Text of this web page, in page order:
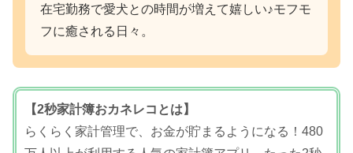
在宅勤務で愛犬との時間が増えて嬉しい♪モフモ
フに癒される日々。
【2秒家計簿おカネレコとは】
らくらく家計管理で、お金が貯まるようになる！480